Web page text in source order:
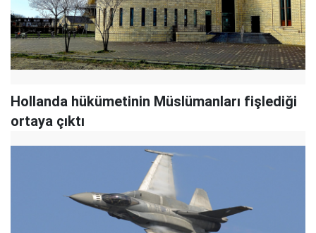
Hollanda hükümetinin Müslümanları fişlediği
ortaya çıktı